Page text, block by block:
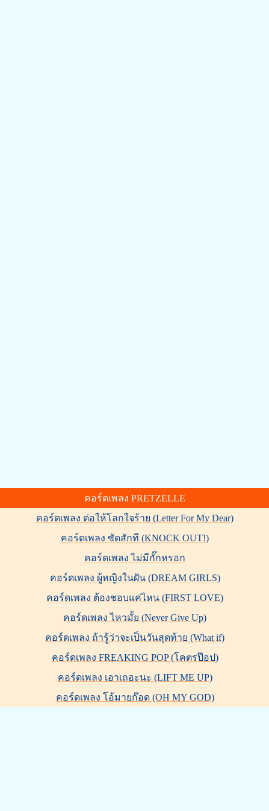
คอร์ดเพลง PRETZELLE
คอร์ดเพลง ต่อให้โลกใจร้าย (Letter For My Dear)
คอร์ดเพลง ซัดสักที (KNOCK OUT!)
คอร์ดเพลง ไม่มีกั๊กหรอก
คอร์ดเพลง ผู้หญิงในฝัน (DREAM GIRLS)
คอร์ดเพลง ต้องชอบแค่ไหน (FIRST LOVE)
คอร์ดเพลง ไหวมั้ย (Never Give Up)
คอร์ดเพลง ถ้ารู้ว่าจะเป็นวันสุดท้าย (What if)
คอร์ดเพลง FREAKING POP (โคตรป๊อป)
คอร์ดเพลง เอาเถอะนะ (LIFT ME UP)
คอร์ดเพลง โอ้มายก๊อด (OH MY GOD)